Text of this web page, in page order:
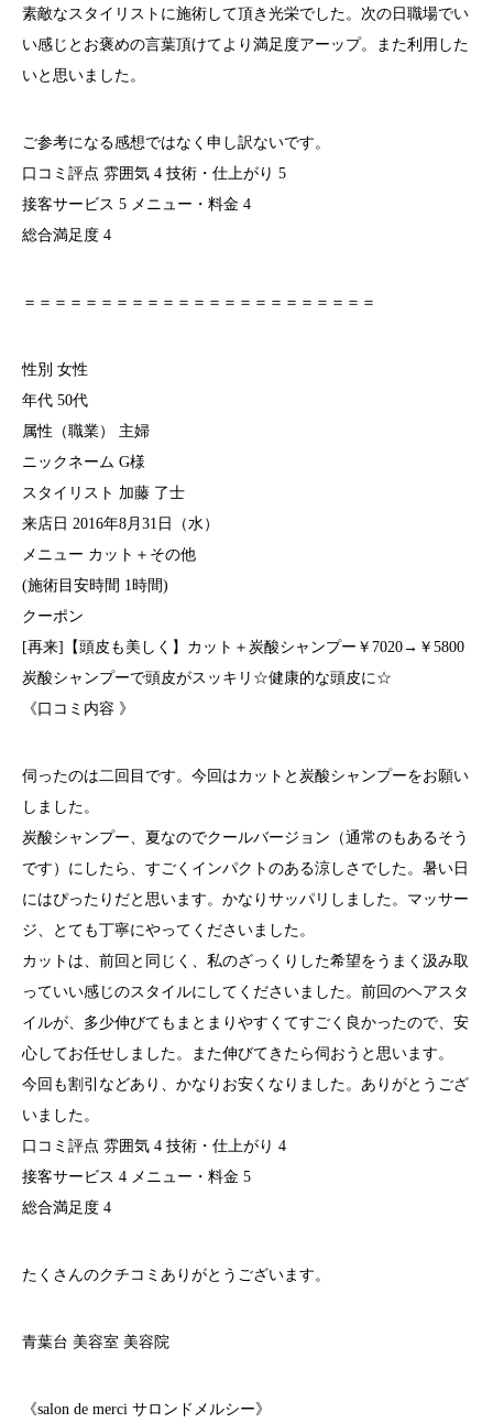
素敵なスタイリストに施術して頂き光栄でした。次の日職場でい
い感じとお褒めの言葉頂けてより満足度アーップ。また利用した
いと思いました。
ご参考になる感想ではなく申し訳ないです。
口コミ評点 雰囲気 4 技術・仕上がり 5
接客サービス 5 メニュー・料金 4
総合満足度 4
＝＝＝＝＝＝＝＝＝＝＝＝＝＝＝＝＝＝＝＝＝＝＝
性別 女性
年代 50代
属性（職業） 主婦
ニックネーム G様
スタイリスト 加藤 了士
来店日 2016年8月31日（水）
メニュー カット＋その他
(施術目安時間 1時間)
クーポン
[再来]【頭皮も美しく】カット＋炭酸シャンプー￥7020→￥5800
炭酸シャンプーで頭皮がスッキリ☆健康的な頭皮に☆
《口コミ内容 》
伺ったのは二回目です。今回はカットと炭酸シャンプーをお願い
しました。
炭酸シャンプー、夏なのでクールバージョン（通常のもあるそう
です）にしたら、すごくインパクトのある涼しさでした。暑い日
にはぴったりだと思います。かなりサッパリしました。マッサー
ジ、とても丁寧にやってくださいました。
カットは、前回と同じく、私のざっくりした希望をうまく汲み取
っていい感じのスタイルにしてくださいました。前回のヘアスタ
イルが、多少伸びてもまとまりやすくてすごく良かったので、安
心してお任せしました。また伸びてきたら伺おうと思います。
今回も割引などあり、かなりお安くなりました。ありがとうござ
いました。
口コミ評点 雰囲気 4 技術・仕上がり 4
接客サービス 4 メニュー・料金 5
総合満足度 4
たくさんのクチコミありがとうございます。
青葉台 美容室 美容院
《salon de merci サロンドメルシー》